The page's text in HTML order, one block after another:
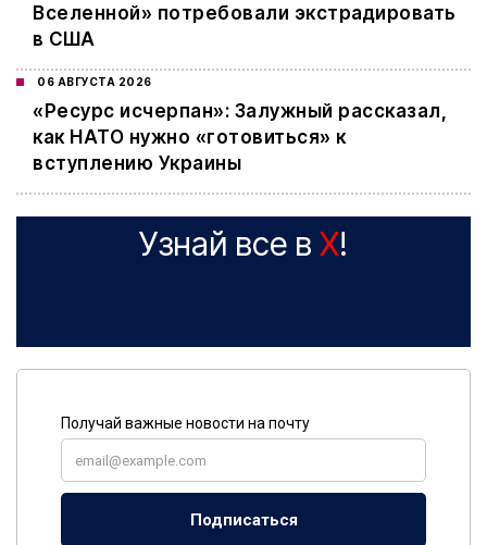
Вселенной» потребовали экстрадировать
в США
06 АВГУСТА 2026
«Ресурс исчерпан»: Залужный рассказал,
как НАТО нужно «готовиться» к
вступлению Украины
Узнай все в X!